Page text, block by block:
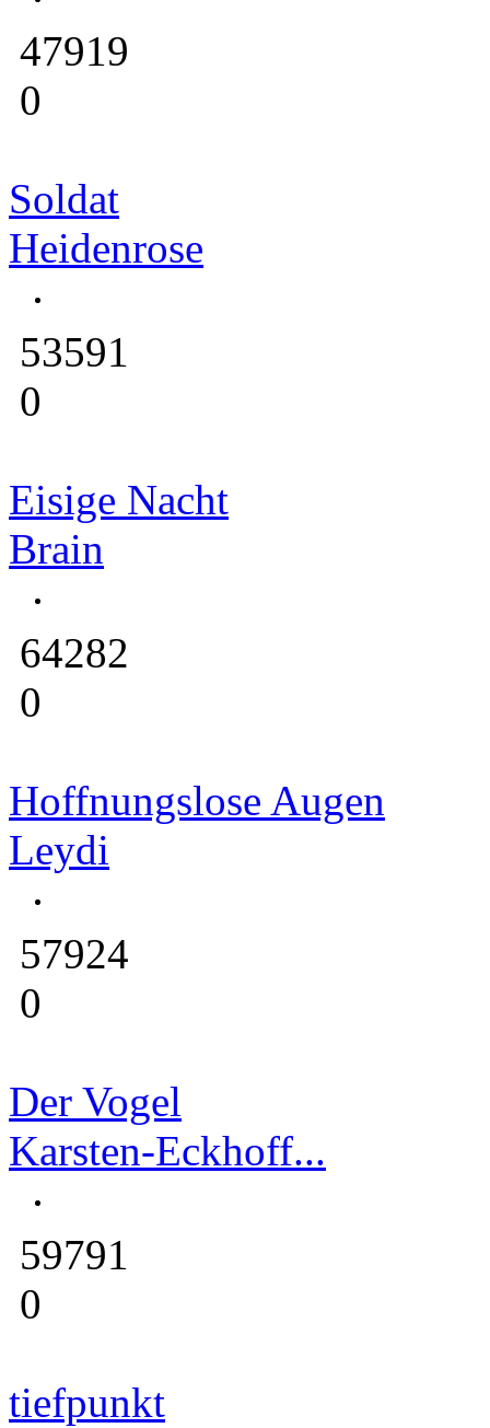
47919
0
Soldat
Heidenrose
53591
0
Eisige Nacht
Brain
64282
0
Hoffnungslose Augen
Leydi
57924
0
Der Vogel
Karsten-Eckhoff...
59791
0
tiefpunkt